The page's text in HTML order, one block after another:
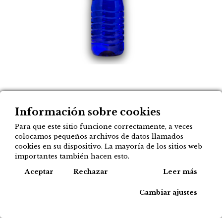
ALZOLA 1,5 litros
1,90€
Agregar a mi lista
Información sobre cookies
Para que este sitio funcione correctamente, a veces
colocamos pequeños archivos de datos llamados
cookies en su dispositivo. La mayoría de los sitios web
importantes también hacen esto.
Aceptar
Rechazar Leer más
Cambiar ajustes